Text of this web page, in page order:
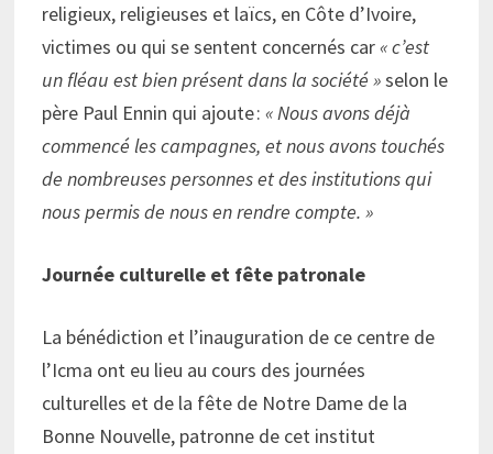
religieux, religieuses et laïcs, en Côte d’Ivoire,
victimes ou qui se sentent concernés car« c’est
un fléau est bien présent dans la société »selon le
père Paul Ennin qui ajoute : « Nous avons déjà
commencé les campagnes, et nous avons touchés
de nombreuses personnes et des institutions qui
nous permis de nous en rendre compte. »
Journée culturelle et fête patronale
La bénédiction et l’inauguration de ce centre de
l’Icma ont eu lieu au cours des journées
culturelles et de la fête de Notre Dame de la
Bonne Nouvelle, patronne de cet institut